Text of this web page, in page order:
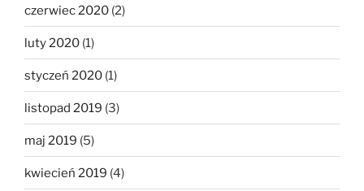
czerwiec 2020 (2)
luty 2020 (1)
styczeń 2020 (1)
listopad 2019 (3)
maj 2019 (5)
kwiecień 2019 (4)